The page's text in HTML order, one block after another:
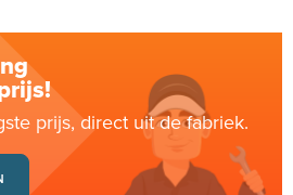
prijs, direct uit de fabriek.